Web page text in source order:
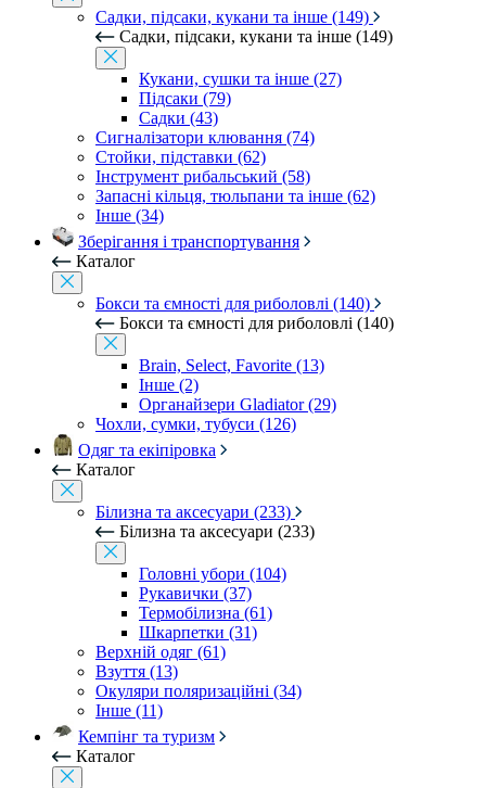
Садки, підсаки, кукани та інше (149)
Садки, підсаки, кукани та інше (149)
Кукани, сушки та інше (27)
Підсаки (79)
Садки (43)
Сигналізатори клювання (74)
Стойки, підставки (62)
Інструмент рибальський (58)
Запасні кільця, тюльпани та інше (62)
Інше (34)
Зберігання і транспортування
Каталог
Бокси та ємності для риболовлі (140)
Бокси та ємності для риболовлі (140)
Brain, Select, Favorite (13)
Інше (2)
Органайзери Gladiator (29)
Чохли, сумки, тубуси (126)
Одяг та екіпіровка
Каталог
Білизна та аксесуари (233)
Білизна та аксесуари (233)
Головні убори (104)
Рукавички (37)
Термобілизна (61)
Шкарпетки (31)
Верхній одяг (61)
Взуття (13)
Окуляри поляризаційні (34)
Інше (11)
Кемпінг та туризм
Каталог